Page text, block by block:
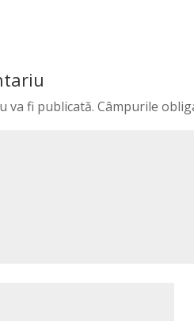
va fi publicată. Câmpurile